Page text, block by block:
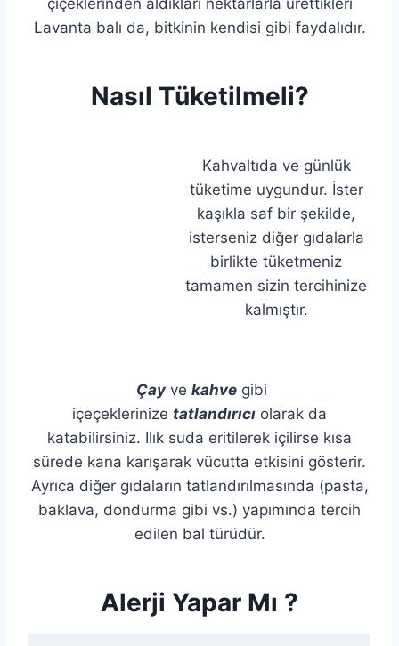
Lavanta balı da, bitkinin kendisi gibi faydalıdır.
Nasıl Tüketilmeli?
Kahvaltıda ve günlük
tüketime uygundur. İster
kaşıkla saf bir şekilde,
isterseniz diğer gıdalarla
birlikte tüketmeniz
tamamen sizin tercihinize
kalmıştır.
Çay ve kahve gibi
içeçeklerinize tatlandırıcı olarak da
katabilirsiniz. Ilık suda eritilerek içilirse kısa
sürede kana karışarak vücutta etkisini gösterir.
Ayrıca diğer gıdaların tatlandırılmasında (pasta,
baklava, dondurma gibi vs.) yapımında tercih
edilen bal türüdür.
Alerji Yapar Mı ?